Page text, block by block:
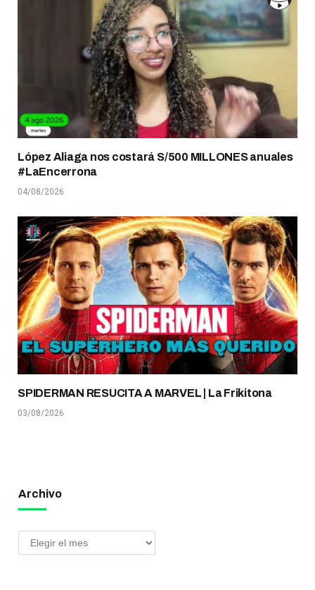
López Aliaga nos costará S/500 MILLONES anuales
#LaEncerrona
04/08/2026
SPIDERMAN RESUCITA A MARVEL | La Frikitona
03/08/2026
Archivo